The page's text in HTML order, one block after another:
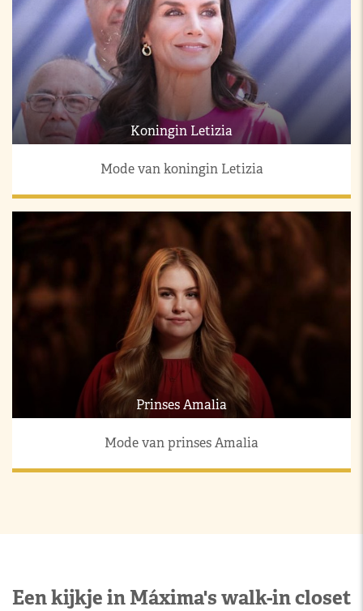
Koningin Letizia
Mode van koningin Letizia
Prinses Amalia
Mode van prinses Amalia
Een kijkje in Máxima's walk-in closet